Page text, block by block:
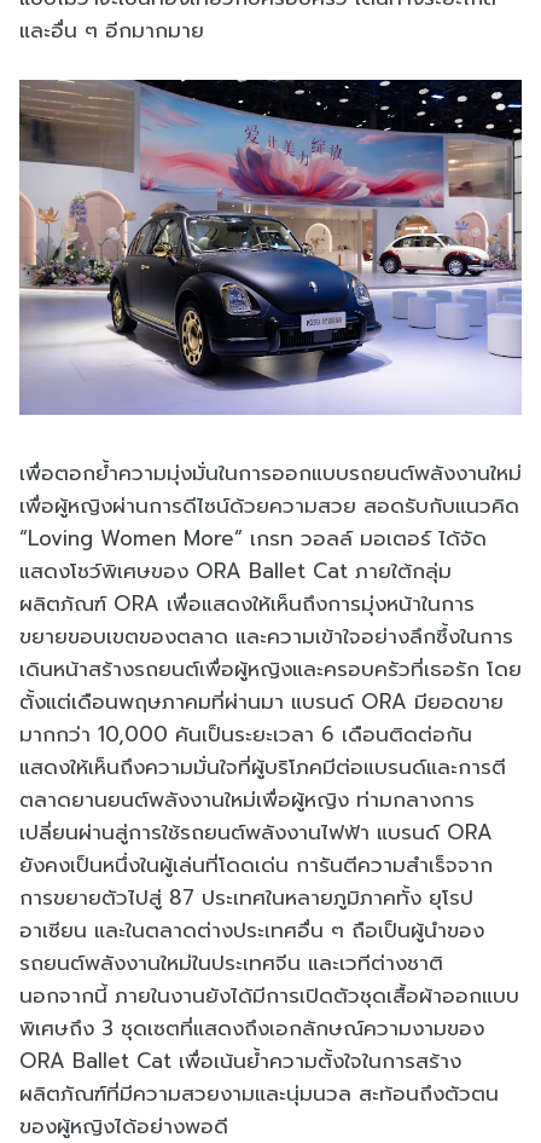
และอื่น ๆ อีกมากมาย
เพื่อตอกย้ำความมุ่งมั่นในการออกแบบรถยนต์พลังงานใหม่
เพื่อผู้หญิงผ่านการดีไซน์ด้วยความสวย สอดรับกับแนวคิด
“Loving Women More” เกรท วอลล์ มอเตอร์ ได้จัด
แสดงโชว์พิเศษของ ORA Ballet Cat ภายใต้กลุ่ม
ผลิตภัณฑ์ ORA เพื่อแสดงให้เห็นถึงการมุ่งหน้าในการ
ขยายขอบเขตของตลาด และความเข้าใจอย่างลึกซึ้งในการ
เดินหน้าสร้างรถยนต์เพื่อผู้หญิงและครอบครัวที่เธอรัก โดย
ตั้งแต่เดือนพฤษภาคมที่ผ่านมา แบรนด์ ORA มียอดขาย
มากกว่า 10,000 คันเป็นระยะเวลา 6 เดือนติดต่อกัน
แสดงให้เห็นถึงความมั่นใจที่ผู้บริโภคมีต่อแบรนด์และการตี
ตลาดยานยนต์พลังงานใหม่เพื่อผู้หญิง ท่ามกลางการ
เปลี่ยนผ่านสู่การใช้รถยนต์พลังงานไฟฟ้า แบรนด์ ORA
ยังคงเป็นหนึ่งในผู้เล่นที่โดดเด่น การันตีความสำเร็จจาก
การขยายตัวไปสู่ 87 ประเทศในหลายภูมิภาคทั้ง ยุโรป
อาเซียน และในตลาดต่างประเทศอื่น ๆ ถือเป็นผู้นำของ
รถยนต์พลังงานใหม่ในประเทศจีน และเวทีต่างชาติ
นอกจากนี้ ภายในงานยังได้มีการเปิดตัวชุดเสื้อผ้าออกแบบ
พิเศษถึง 3 ชุดเซตที่แสดงถึงเอกลักษณ์ความงามของ
ORA Ballet Cat เพื่อเน้นย้ำความตั้งใจในการสร้าง
ผลิตภัณฑ์ที่มีความสวยงามและนุ่มนวล สะท้อนถึงตัวตน
ของผู้หญิงได้อย่างพอดี